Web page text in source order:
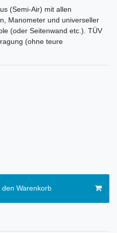
(Semi-Air) mit allen
Manometer und universeller
(oder Seitenwand etc.). TÜV
(ohne teure
den Warenkorb